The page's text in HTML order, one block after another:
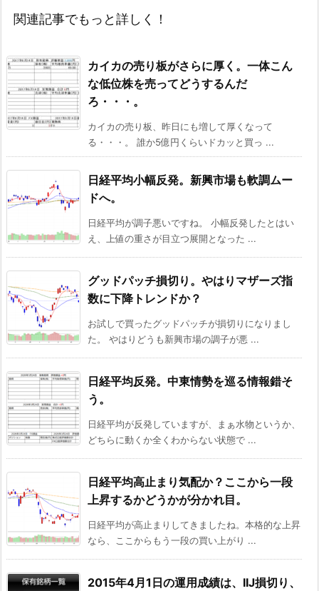
関連記事でもっと詳しく！
カイカの売り板がさらに厚く。一体こん
な低位株を売ってどうするんだ
ろ・・・。
カイカの売り板、昨日にも増して厚くなって
る・・・。 誰か5億円くらいドカッと買っ ...
日経平均小幅反発。新興市場も軟調ムー
ドへ。
日経平均が調子悪いですね。 小幅反発したとはい
え、上値の重さが目立つ展開となった ...
グッドパッチ損切り。やはりマザーズ指
数に下降トレンドか？
お試しで買ったグッドパッチが損切りになりまし
た。 やはりどうも新興市場の調子が悪 ...
日経平均反発。中東情勢を巡る情報錯そ
う。
日経平均が反発していますが、まぁ水物というか、
どちらに動くか全くわからない状態で ...
日経平均高止まり気配か？ここから一段
上昇するかどうかが分かれ目。
日経平均が高止まりしてきましたね。本格的な上昇
なら、ここからもう一段の買い上がり ...
2015年4月1日の運用成績は、IIJ損切り、